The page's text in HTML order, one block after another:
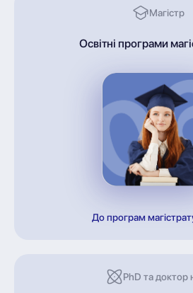
Магістр
Освітні програми
До програм
PhD та доктор